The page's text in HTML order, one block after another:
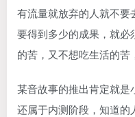
有流量就放弃的人就不要
要得到多少的成果，就必
的苦，又不想吃生活的苦
某音故事的推出肯定就是
还属于内测阶段，知道的